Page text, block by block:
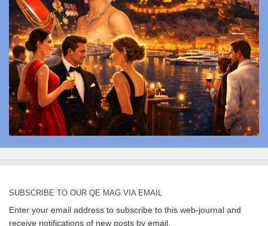
SUBSCRIBE TO OUR QE MAG VIA EMAIL
Enter your email address to subscribe to this web-journal and
receive notifications of new posts by email.